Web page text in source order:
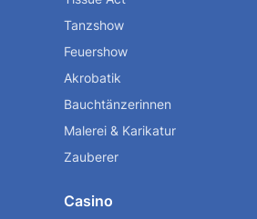
Tanzshow
Feuershow
Akrobatik
Bauchtänzerinnen
Malerei & Karikatur
Zauberer
Casino